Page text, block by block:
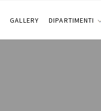
GALLERY DIPARTIMENTI